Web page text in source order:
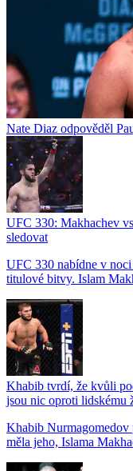
Nate Diaz odpověděl
UFC 330: Makhachev
sledovat
UFC 330 nabídne v
titulové bitvy. Islam
Khabib tvrdí, že kvůli
jsou nic oproti lidskému
Khabib Nurmagomedov
měla jeho, Islama